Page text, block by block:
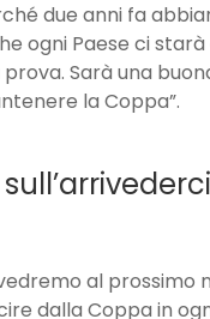
due anni fa
ogni Paese ci
Sarà una
la Coppa”.
al prossimo
dalla Coppa in